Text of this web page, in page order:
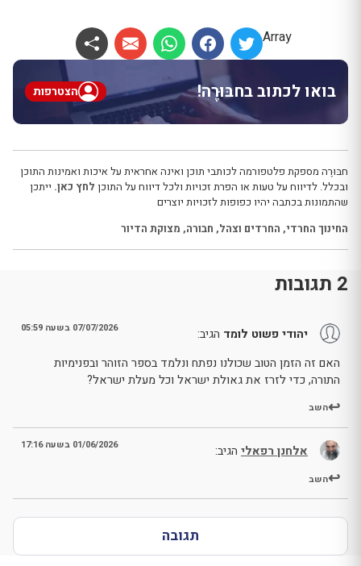
Array
בואו לכתוב בחבּוּרֶה! הצטרפות
חבּוּרֶה מספקת פלטפורמה לכותבי תוכן ואינה אחראית על איכות ואמינות התוכן
ובכלל. לדיווח על טעות או הפרת זכויות ולכל דיווח על התוכן לחץ כאן. ייתכן
שהתמונות בכתבה יהיו כפופות לזכויות יוצרים
החינוך החרדי, החרדים וצהל, חבורה, מצוקת הדיור
2 תגובות
יהודי פשוט לומד הגיב: 07/07/2026 בשעה 05:59
האם זה הזמן הטוב שכולנו נפתח ונלמד בספר הזוהר ובפנימיות
התורה, כדי לזרז את גאולת ישראל וכל מעלת ישראל?
השב
אלחנן רפאלי הגיב: 01/06/2026 בשעה 17:16
השב
תגובה